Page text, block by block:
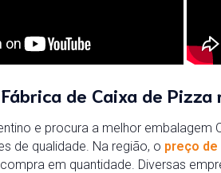
Fábrica de Caixa de Pizza
e procura a melhor embalagem
de qualidade. Na região, o preço de
em quantidade. Diversas